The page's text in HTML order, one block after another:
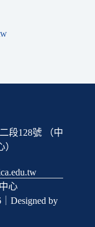
段128號 （中
心
Designed by